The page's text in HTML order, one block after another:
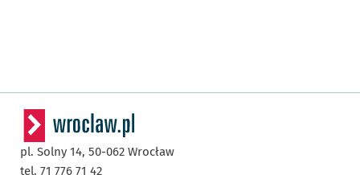
pl. Solny 14, 50-062 Wrocław
tel. 71 776 71 42